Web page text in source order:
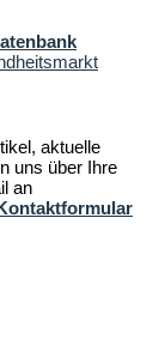
aktuelle
uns über Ihre
an